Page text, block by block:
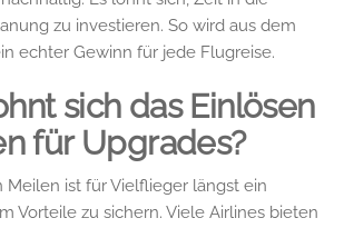
zu investieren. So wird aus dem
echter Gewinn für jede Flugreise.
sich das Einlösen
für Upgrades?
Meilen ist für Vielflieger längst ein
Vorteile zu sichern. Viele Airlines bieten